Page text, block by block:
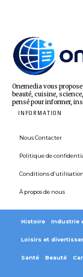
Onemedia vous
beauté, cuisine,
pensé pour informer,
INFORMATION
Nous Contacter
Politique de
Conditions d’utilisation
À propos de nous
Histoire Industrie
Loisirs et
Santé Beauté